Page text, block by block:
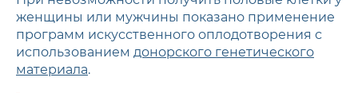
женщины или мужчины показано применение
программ искусственного оплодотворения с
использованием донорского генетического
материала.